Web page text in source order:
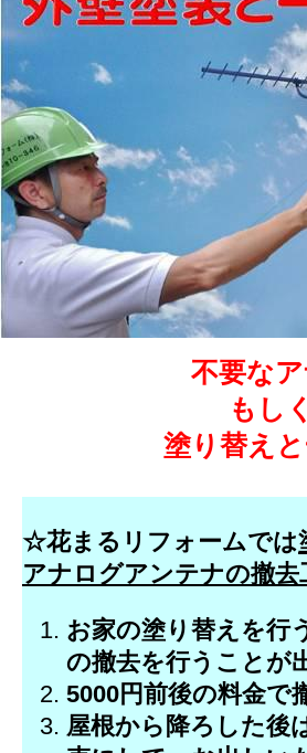
不要な
もし
塗り替え
☆花まるリフォームでは
アナログアンテナの撤去
お家の塗り替えを行
の撤去を行うことが
5000円前後の料金で
屋根から降ろした後